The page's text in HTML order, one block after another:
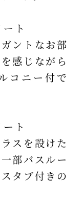
ト
ントなお部
感じながら
コニー付で
ト
スを設けた
部バスルー
タブ付きの